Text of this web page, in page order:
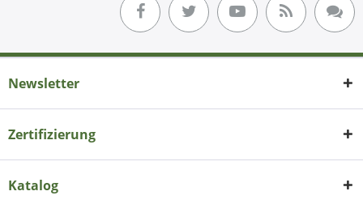
Newsletter
Zertifizierung
Katalog